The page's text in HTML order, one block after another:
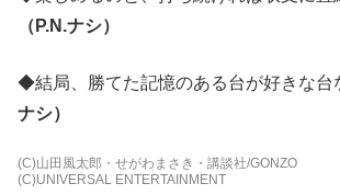
（P.N.ナシ）
◆結局、勝てた記憶のある台が好きな台
ナシ）
(C)山田風太郎・せがわまさき・講談社/GONZO
(C)UNIVERSAL ENTERTAINMENT